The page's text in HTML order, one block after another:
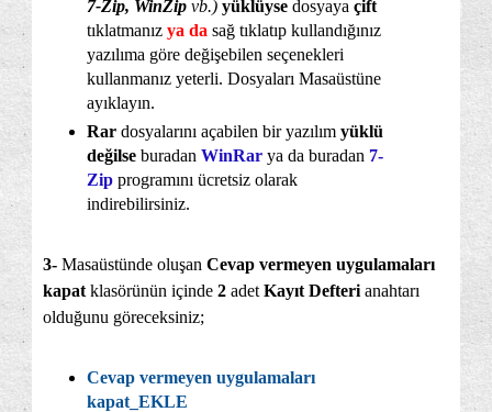
7-Zip, WinZip vb.) yüklüyse dosyaya çift
tıklatmanız ya da sağ tıklatıp kullandığınız
yazılıma göre değişebilen seçenekleri
kullanmanız yeterli. Dosyaları Masaüstüne
ayıklayın.
Rar dosyalarını açabilen bir yazılım yüklü
değilse buradan WinRar ya da buradan 7-
Zip programını ücretsiz olarak
indirebilirsiniz.
3- Masaüstünde oluşan Cevap vermeyen uygulamaları
kapat klasörünün içinde 2 adet Kayıt Defteri anahtarı
olduğunu göreceksiniz;
Cevap vermeyen uygulamaları
kapat_EKLE